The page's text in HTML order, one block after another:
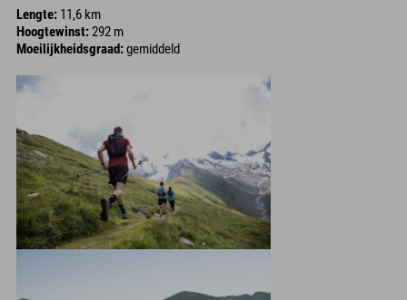
Lengte: 11,6 km
Hoogtewinst:292 m
Moeilijkheidsgraad:gemiddeld